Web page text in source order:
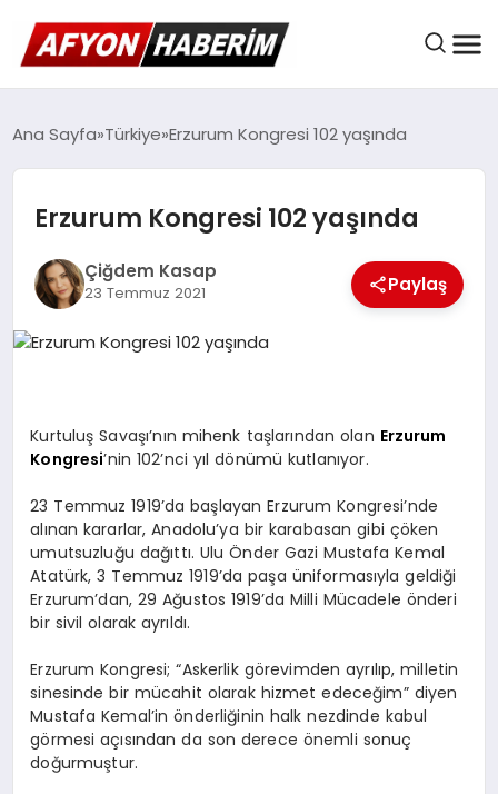
AFYON HABER
GÜNDEM
BELEDIYELER
DÜNYA
SPOR
MAGAZIN
SAĞLIK
Ana Sayfa Türkiye Erzurum Kongresi 102 yaşında
Erzurum Kongresi 102 yaşında
Çiğdem Kasap
23 Temmuz 2021 Paylaş
Kurtuluş Savaşı’nın mihenk taşlarından olan Erzurum
Kongresi’nin 102’nci yıl dönümü kutlanıyor.
23 Temmuz 1919’da başlayan Erzurum Kongresi’nde
alınan kararlar, Anadolu’ya bir karabasan gibi çöken
umutsuzluğu dağıttı. Ulu Önder Gazi Mustafa Kemal
Atatürk, 3 Temmuz 1919’da paşa üniformasıyla geldiği
Erzurum’dan, 29 Ağustos 1919’da Milli Mücadele önderi
bir sivil olarak ayrıldı.
Erzurum Kongresi; “Askerlik görevimden ayrılıp, milletin
sinesinde bir mücahit olarak hizmet edeceğim” diyen
Mustafa Kemal’in önderliğinin halk nezdinde kabul
görmesi açısından da son derece önemli sonuç
doğurmuştur.